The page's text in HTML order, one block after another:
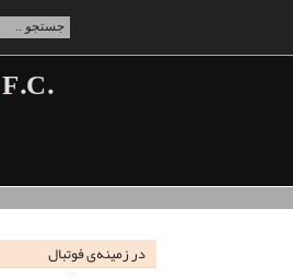
F.C.
در زمینه‌ی فوتبال